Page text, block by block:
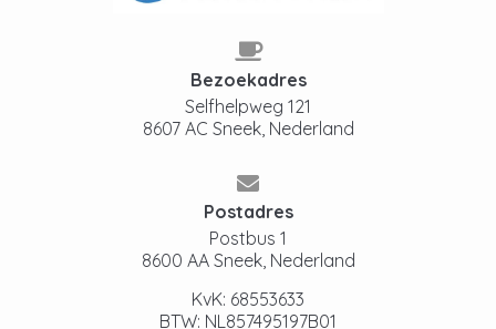
Bezoekadres
Selfhelpweg 121
8607 AC Sneek, Nederland
Postadres
Postbus 1
8600 AA Sneek, Nederland
KvK: 68553633
BTW: NL857495197B01